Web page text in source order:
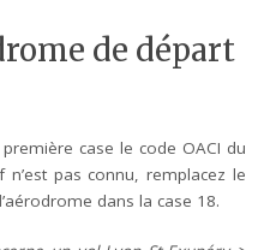
de départ
case le code OACI du
pas connu, remplacez le
dans la case 18.